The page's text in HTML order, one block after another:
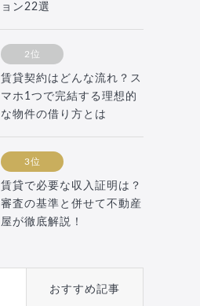
ョン22選
2位
賃貸契約はどんな流れ？ス
マホ1つで完結する理想的
な物件の借り方とは
3位
賃貸で必要な収入証明は？
審査の基準と併せて不動産
屋が徹底解説！
おすすめ記事